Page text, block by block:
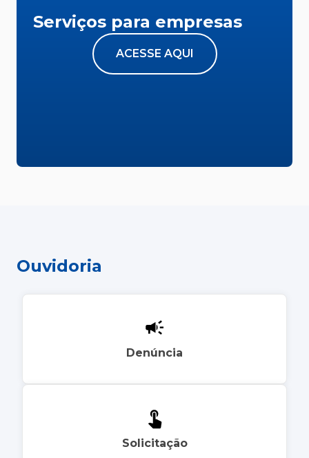
Serviços para empresas
ACESSE AQUI
Ouvidoria
Denúncia
Solicitação